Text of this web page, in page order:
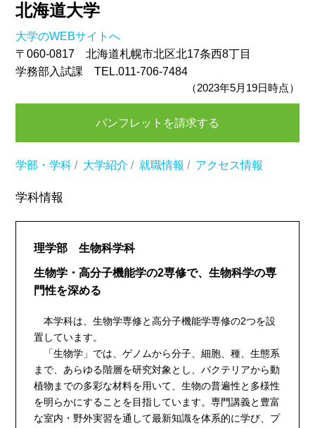
北海道大学
大学のWEBサイトへ
〒060-0817 北海道札幌市北区北17条西8丁目
学務部入試課 TEL.011-706-7484
（2023年5月19日時点）
パンフレットを請求する
学部・学科 / 大学紹介 / 就職情報 / アクセス情報
学科情報
理学部 生物科学科
生物学・高分子機能学の2専修で、生物科学の専
門性を深める
本学科は、生物学専修と高分子機能学専修の2つを設
置しています。
「生物学」では、ゲノムから分子、細胞、種、生態系
まで、あらゆる階層を研究対象とし、バクテリアから動
植物までの多彩な材料を用いて、生物の普遍性と多様性
を明らかにすることを目指しています。専門講義と豊富
な室内・野外実習を通して最新知識を体系的に学び、プ